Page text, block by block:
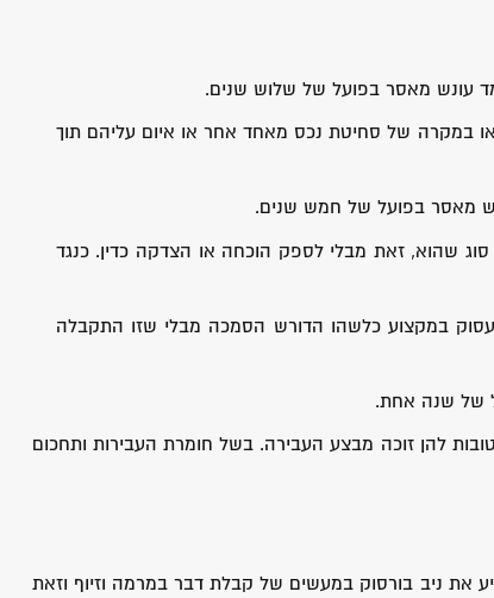
עונש מאסר בפועל של שלוש שנים.
במקרה של סחיטת נכס מאחד אחר או איום עליהם תוך
מאסר בפועל של חמש שנים.
שהוא, זאת מבלי לספק הוכחה או הצדקה כדין. כנגד
במקצוע כלשהו הדורש הסמכה מבלי שזו התקבלה
של שנה אחת.
להן זוכה מבצע העבירה. בשל חומרת העבירות ותחכום
המחוזי בתל אביב הרשיע את ניב בורסוק במעשים של קבלת דבר במרמה וזיוף וזאת